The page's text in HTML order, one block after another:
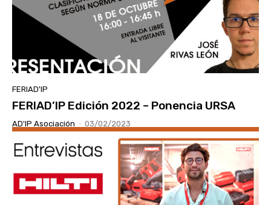
FERIAD'IP
FERIAD’IP Edición 2022 – Ponencia URSA
AD'IP Asociación - 03/02/2023